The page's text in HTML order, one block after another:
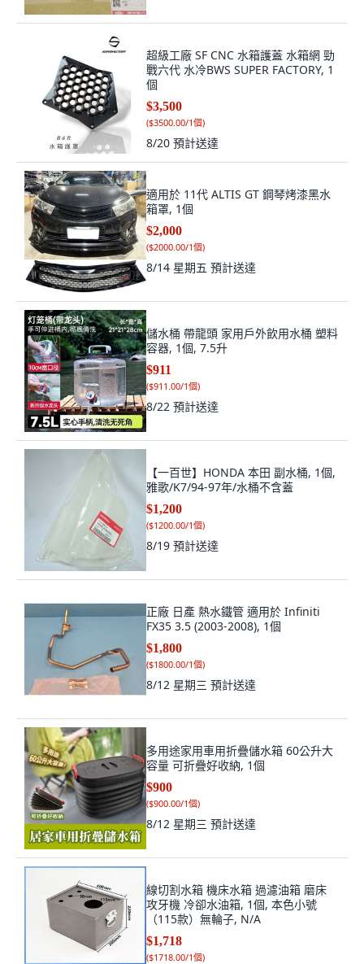
超級工廠 SF CNC 水箱護蓋 水箱網 勁
戰六代 水冷BWS SUPER FACTORY, 1
個
$3,500
($3500.00/1個)
8/20 預計送達
適用於 11代 ALTIS GT 鋼琴烤漆黑水
箱罩, 1個
$2,000
($2000.00/1個)
8/14 星期五 預計送達
儲水桶 帶龍頭 家用戶外飲用水桶 塑料
容器, 1個, 7.5升
$911
($911.00/1個)
8/22 預計送達
【一百世】HONDA 本田 副水桶, 1個,
雅歌/K7/94-97年/水桶不含蓋
$1,200
($1200.00/1個)
8/19 預計送達
正廠 日產 熱水鐵管 適用於 Infiniti
FX35 3.5 (2003-2008), 1個
$1,800
($1800.00/1個)
8/12 星期三 預計送達
多用途家用車用折疊儲水箱 60公升大
容量 可折疊好收納, 1個
$900
($900.00/1個)
8/12 星期三 預計送達
線切割水箱 機床水箱 過濾油箱 磨床
攻牙機 冷卻水油箱, 1個, 本色小號
（115款）無輪子, N/A
$1,718
($1718.00/1個)